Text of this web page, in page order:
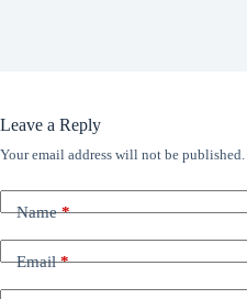
Leave a Reply
Your email address will not be published.
Name*
Email*